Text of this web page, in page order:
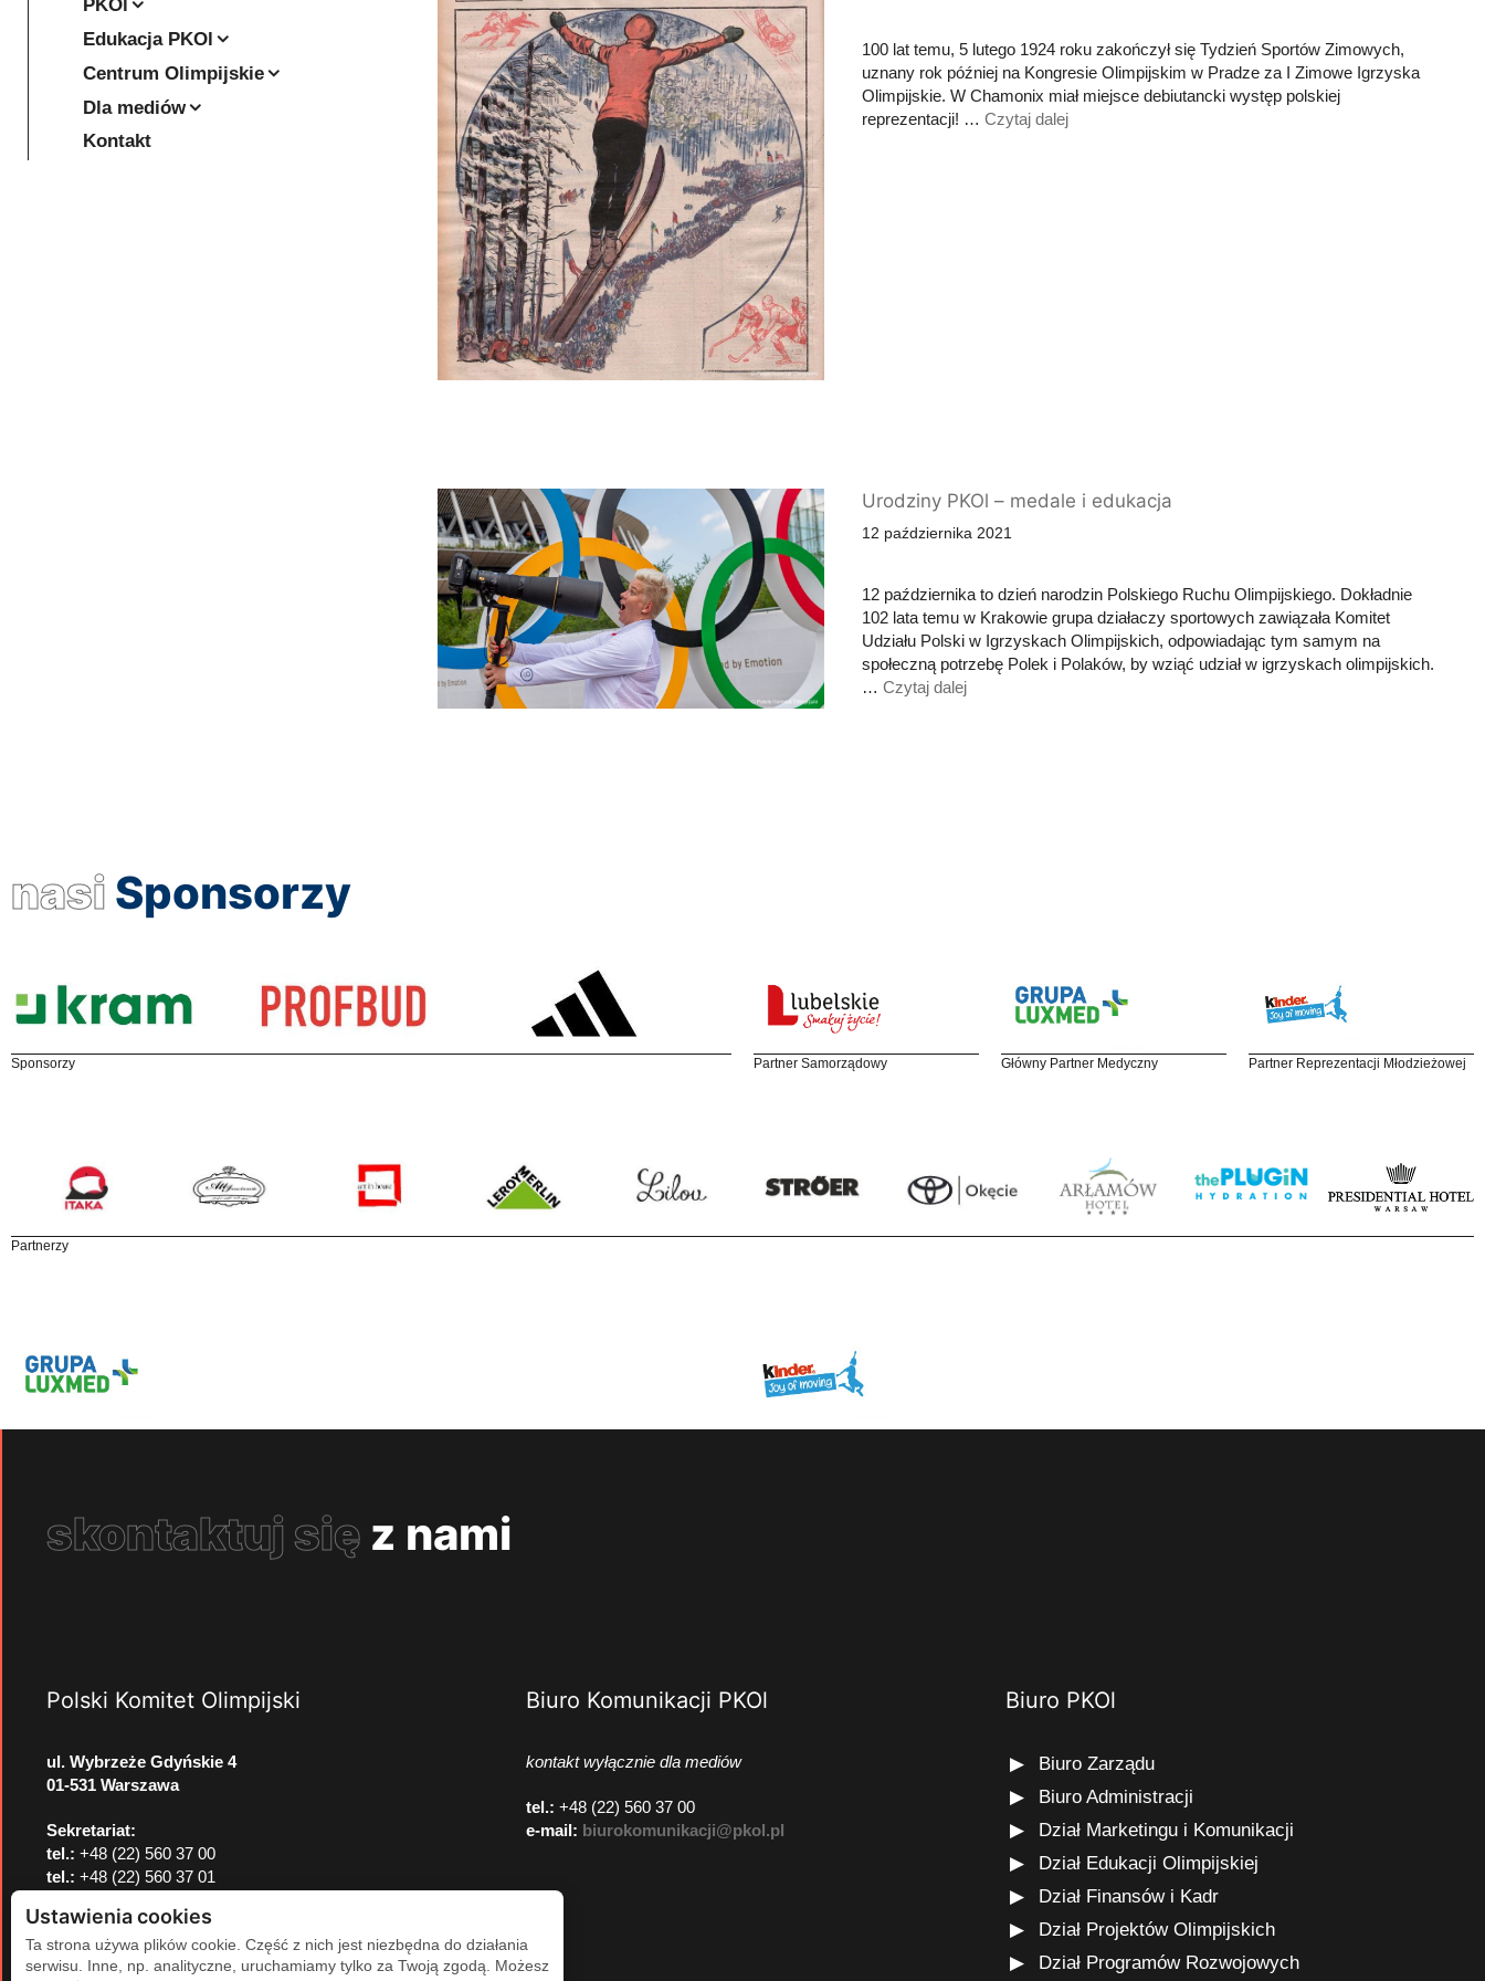
100 lat temu, 5 lutego 1924 roku zakończył się Tydzień Sportów Zimowych,
uznany rok później na Kongresie Olimpijskim w Pradze za I Zimowe Igrzyska
Olimpijskie. W Chamonix miał miejsce debiutancki występ polskiej
reprezentacji! … Czytaj dalej
Urodziny PKOl – medale i edukacja
12 października 2021
12 października to dzień narodzin Polskiego Ruchu Olimpijskiego. Dokładnie
102 lata temu w Krakowie grupa działaczy sportowych zawiązała Komitet
Udziału Polski w Igrzyskach Olimpijskich, odpowiadając tym samym na
społeczną potrzebę Polek i Polaków, by wziąć udział w igrzyskach olimpijskich.
… Czytaj dalej
PKOl
Edukacja PKOl
Centrum Olimpijskie
Dla mediów
Kontakt
nasi Sponsorzy
Sponsorzy Partner Samorządowy Główny Partner Medyczny Partner Reprezentacji Młodzieżowej
Partnerzy
skontaktuj się z nami
Polski Komitet Olimpijski
ul. Wybrzeże Gdyńskie 4
01-531 Warszawa
Sekretariat:
tel.: +48 (22) 560 37 00
tel.: +48 (22) 560 37 01
Biuro Komunikacji PKOl
kontakt wyłącznie dla mediów
tel.: +48 (22) 560 37 00
e-mail: biurokomunikacji@pkol.pl
Biuro PKOl
Biuro Zarządu
Biuro Administracji
Dział Marketingu i Komunikacji
Dział Edukacji Olimpijskiej
Dział Finansów i Kadr
Dział Projektów Olimpijskich
Dział Programów Rozwojowych
Ustawienia cookies
Ta strona używa plików cookie. Część z nich jest niezbędna do działania
serwisu. Inne, np. analityczne, uruchamiamy tylko za Twoją zgodą. Możesz